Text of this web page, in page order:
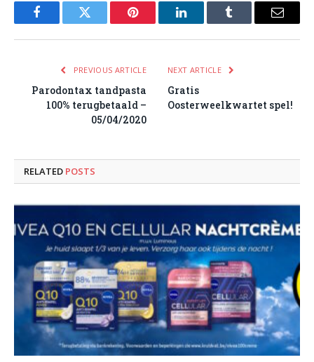
FacebookTwitter Pinterest LinkedInTumblr Email
PREVIOUS ARTICLE
Parodontax tandpasta
100% terugbetaald –
05/04/2020
NEXT ARTICLE
Gratis
Oosterweelkwartet spel!
RELATED POSTS